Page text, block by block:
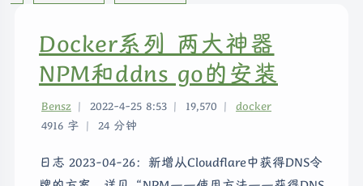
Docker系列 两大神器
NPM和ddns go的安装
Bensz | 2022-4-25 8:53 | 19,570 |
docker
4916 字 | 24 分钟
日志 2023-04-26：新增从Cloudflare中获得DNS令